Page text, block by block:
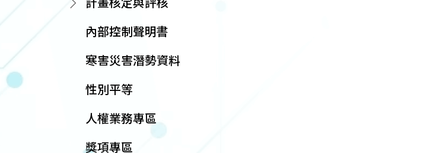
計畫核定與評核
內部控制聲明書
寒害災害潛勢資料
性別平等
人權業務專區
獎項專區